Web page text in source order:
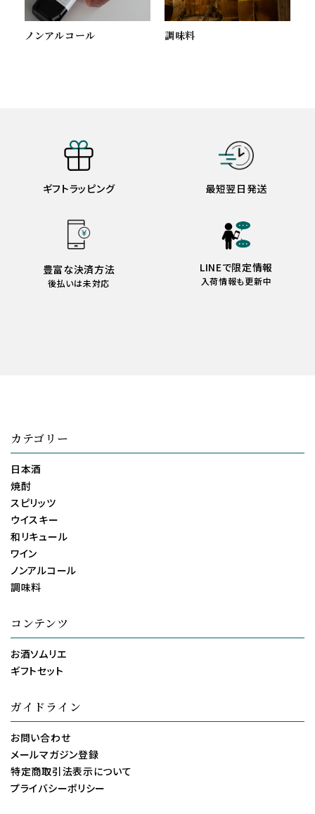
ノンアルコール 調味料
ギフトラッピング 最短翌日発送
豊富な決済方法
後払いは未対応
LINEで限定情報
入荷情報も更新中
カテゴリー
日本酒
焼酎
スピリッツ
ウイスキー
和リキュール
ワイン
ノンアルコール
調味料
コンテンツ
お酒ソムリエ
ギフトセット
ガイドライン
お問い合わせ
メールマガジン登録
特定商取引法表示について
プライバシーポリシー